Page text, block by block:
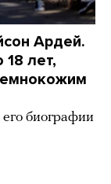
Ардей.
лет,
его биографии